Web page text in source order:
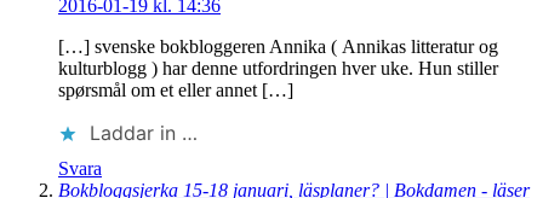
2016-01-19 kl. 14:36
[…] svenske bokbloggeren Annika ( Annikas litteratur og
kulturblogg ) har denne utfordringen hver uke. Hun stiller
spørsmål om et eller annet […]
Laddar in …
Svara
Bokbloggsjerka 15-18 januari, läsplaner? | Bokdamen - läser